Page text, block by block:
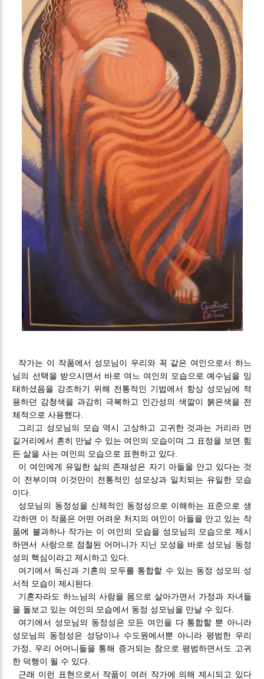
작가는 이 작품에서 성모님이 우리와 꼭 같은 여인으로서 하느
님의 선택을 받으시면서 바로 여느 여인의 모습으로 예수님을 잉
태하셨음을 강조하기 위해 전통적인 기법에서 항상 성모님에 적
용하던 감청색을 과감히 극복하고 인간성의 색깔이 붉은색을 전
체적으로 사용했다.
그리고 성모님의 모습 역시 고상하고 고귀한 것과는 거리라 먼
길거리에서 흔히 만날 수 있는 여인의 모습이며 그 표정을 보면 힘
든 삶을 사는 여인의 모습으로 표현하고 있다.
이 여인에게 유일한 삶의 존재성은 자기 아들을 안고 있다는 것
이 전부이며 이것만이 전통적인 성모상과 일치되는 유일한 모습
이다.
성모님의 동정성을 신체적인 동정성으로 이해하는 표준으로 생
각하면 이 작품은 어떤 어려운 처지의 여인이 아들을 안고 있는 작
품에 불과하나 작가는 이 여인의 모습을 성모님의 모습으로 제시
하면서 사랑으로 점철된 어머니가 지닌 모성을 바로 성모님 동정
성의 핵심이라고 제시하고 있다.
여기에서 독신과 기혼의 모두를 통합할 수 있는 동정 성모의 성
서적 모습이 제시된다.
기혼자라도 하느님의 사람을 몸으로 살아가면서 가정과 자녀들
을 돌보고 있는 여인의 모습에서 동정 성모님을 만날 수 있다.
여기에서 성모님의 동정성은 모든 여인을 다 통합할 뿐 아니라
성모님의 동정성은 성당이나 수도원에서뿐 아니라 평범한 우리
가정, 우리 어머니들을 통해 증거되는 참으로 평범하면서도 고귀
한 덕행이 될 수 있다.
근래 이런 표현으로서 작품이 여러 작가에 의해 제시되고 있다